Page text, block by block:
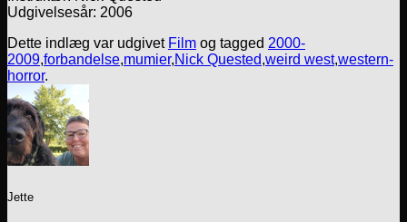
Udgivelsesår: 2006
Dette indlæg var udgivet Film og tagged 2000-
2009,forbandelse,mumier,Nick Quested,weird west,western-
horror.
Jette